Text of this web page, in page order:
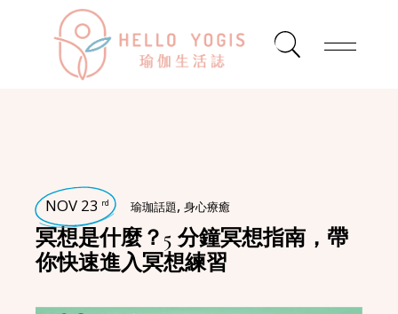
NOV 23 rd 瑜珈話題,身心療癒
冥想是什麼？5 分鐘冥想指南，帶
你快速進入冥想練習